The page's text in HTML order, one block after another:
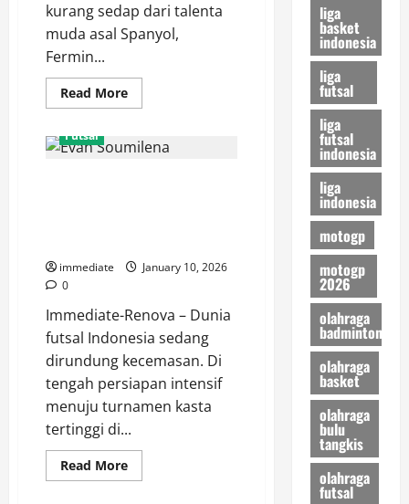
kurang sedap dari talenta
muda asal Spanyol,
Fermin...
Read MoreRead
more
saat
Latihan,
Jelang
Musim
Futsal
immediate
January 10, 2026
0
Immediate-Renova – Dunia
futsal Indonesia sedang
dirundung kecemasan. Di
tengah persiapan intensif
menuju turnamen kasta
tertinggi di...
Read MoreRead
more
liga
basket
indonesia
liga
futsal
liga
futsal
indonesia
liga
indonesia
motogp
motogp
2026
olahraga
badminton
olahraga
basket
olahraga
bulu
tangkis
olahraga
futsal